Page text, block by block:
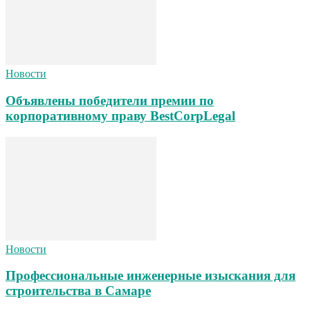
Новости
Объявлены победители премии по
корпоративному праву BestCorpLegal
Новости
Профессиональные инженерные изыскания для
строительства в Самаре